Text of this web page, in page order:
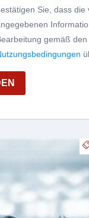
Sie, dass die
gemäß den